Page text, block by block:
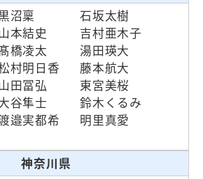
沼稟
石坂太樹
本結史
吉村亜木子
橋凌太
湯田瑛大
村明日香
藤本航大
田冨弘
東宮美桜
谷隼士
鈴木くるみ
邉実都希
明里真愛
神奈川県